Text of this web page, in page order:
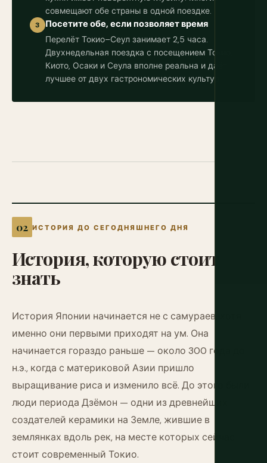
совмещают обе страны в одной поездке.
3 Посетите обе, если позволяет время
Перелёт Токио–Сеул занимает 2,5 часа.
Двухнедельная поездка с посещением Токио,
Киото, Осаки и Сеула вполне реальна и даёт
лучшее от двух гастрономических культур.
ИСТОРИЯ ДО СЕГОДНЯШНЕГО ДНЯ
История,которуюстоит
знать
История Японии начинается не с самураев, хотя
именно они первыми приходят на ум. Она
начинается гораздо раньше — около 300 года до
н.э., когда с материковой Азии пришло
выращивание риса и изменило всё. До этого были
люди периода Дзёмон — одни из древнейших
создателей керамики на Земле, жившие в
землянках вдоль рек, на месте которых сейчас
стоит современный Токио.